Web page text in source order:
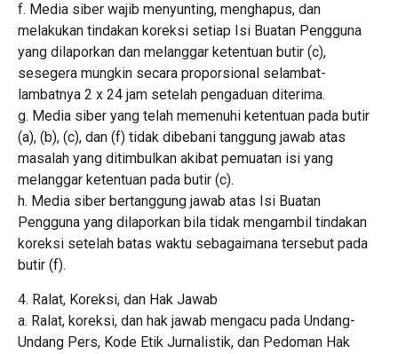
f. Media siber wajib menyunting, menghapus, dan
melakukan tindakan koreksi setiap Isi Buatan Pengguna
yang dilaporkan dan melanggar ketentuan butir (c),
sesegera mungkin secara proporsional selambat-
lambatnya 2 x 24 jam setelah pengaduan diterima.
g. Media siber yang telah memenuhi ketentuan pada butir
(a), (b), (c), dan (f) tidak dibebani tanggung jawab atas
masalah yang ditimbulkan akibat pemuatan isi yang
melanggar ketentuan pada butir (c).
h. Media siber bertanggung jawab atas Isi Buatan
Pengguna yang dilaporkan bila tidak mengambil tindakan
koreksi setelah batas waktu sebagaimana tersebut pada
butir (f).
4. Ralat, Koreksi, dan Hak Jawab
a. Ralat, koreksi, dan hak jawab mengacu pada Undang-
Undang Pers, Kode Etik Jurnalistik, dan Pedoman Hak